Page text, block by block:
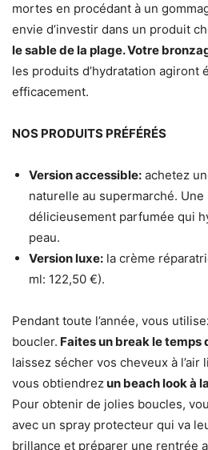
mortes en procédant à un
envie d’investir dans un produit
le sable de la plage. Votre
les produits d’hydratation agiront
efficacement.
NOS PRODUITS PRÉFÉRÉS
Version accessible: achetez
naturelle au supermarché.
délicieusement parfumée qui
peau.
Version luxe: la crème
ml: 122,50 €).
Pendant toute l’année, vous
boucler. Faites un break le temps
laissez sécher vos cheveux à l’air
vous obtiendrezun beach look à
Pour obtenir de jolies boucles,
avec un spray protecteur qui va
brillance et préparer une rentrée